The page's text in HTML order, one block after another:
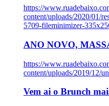
https://
content/uploads/2020/01/
5709-fileminimizer-
ANO NOVO,
https://
content/uploads/2019/12/
Vem ai o Brunch